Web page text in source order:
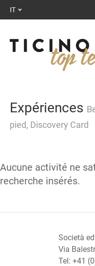
IT
Expériences
pied, Discovery Card
Aucune activité ne
recherche insérés.
Società
Via
Tel: +41